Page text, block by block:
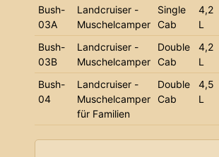
Bush-
03A
Landcruiser -
Muschelcamper
Single
Cab
4,2
L
Bush-
03B
Landcruiser -
Muschelcamper
Double
Cab
4,2
L
Bush-
04
Landcruiser -
Muschelcamper
für Familien
Double
Cab
4,5
L